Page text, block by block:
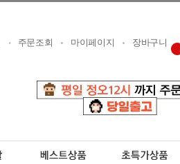
주문조회 마이페이지 장바구니